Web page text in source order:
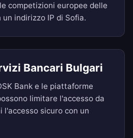
competizioni europee delle
indirizzo IP di Sofia.
Bancari Bulgari
Bank e le piattaforme
limitare l'accesso da
l'accesso sicuro con un